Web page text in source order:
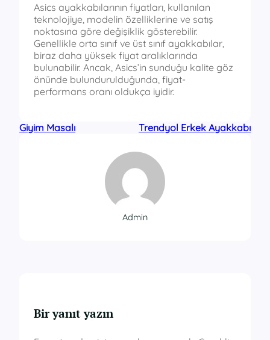
Asics ayakkabılarının fiyatları, kullanılan
teknolojiye, modelin özelliklerine ve satış
noktasına göre değişiklik gösterebilir.
Genellikle orta sınıf ve üst sınıf ayakkabılar,
biraz daha yüksek fiyat aralıklarında
bulunabilir. Ancak, Asics’in sunduğu kalite göz
önünde bulundurulduğunda, fiyat-
performans oranı oldukça iyidir.
Giyim Masalı Trendyol Erkek Ayakkabı
Admin
Bir yanıt yazın